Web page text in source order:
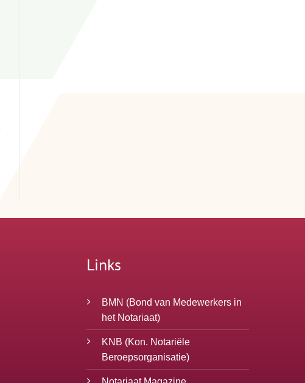
Links
BMN (Bond van Medewerkers in
het Notariaat)
KNB (Kon. Notariële
Beroepsorganisatie)